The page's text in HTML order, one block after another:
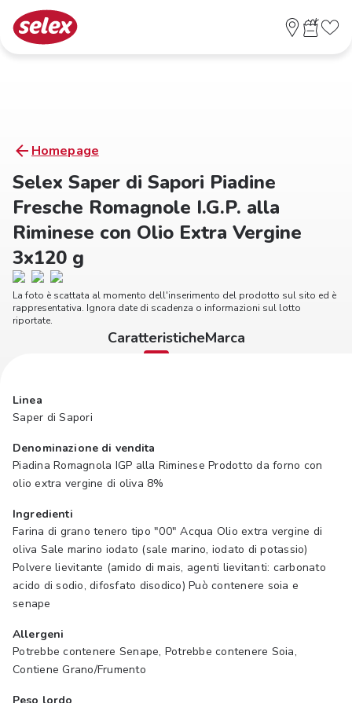
Homepage
Selex Saper di Sapori Piadine
Fresche Romagnole I.G.P. alla
Riminese con Olio Extra Vergine
3x120 g
La foto è scattata al momento dell'inserimento del prodotto sul sito ed è
rappresentativa. Ignora date di scadenza o informazioni sul lotto
riportate.
CaratteristicheMarca
Linea
Saper di Sapori
Denominazione di vendita
Piadina Romagnola IGP alla Riminese Prodotto da forno con
olio extra vergine di oliva 8%
Ingredienti
Farina di grano tenero tipo "00" Acqua Olio extra vergine di
oliva Sale marino iodato (sale marino, iodato di potassio)
Polvere lievitante (amido di mais, agenti lievitanti: carbonato
acido di sodio, difosfato disodico) Può contenere soia e
senape
Allergeni
Potrebbe contenere Senape, Potrebbe contenere Soia,
Contiene Grano/Frumento